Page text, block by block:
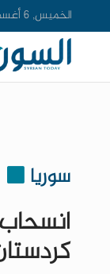
الخميس, 6 أغسطس - 2026
سوريا